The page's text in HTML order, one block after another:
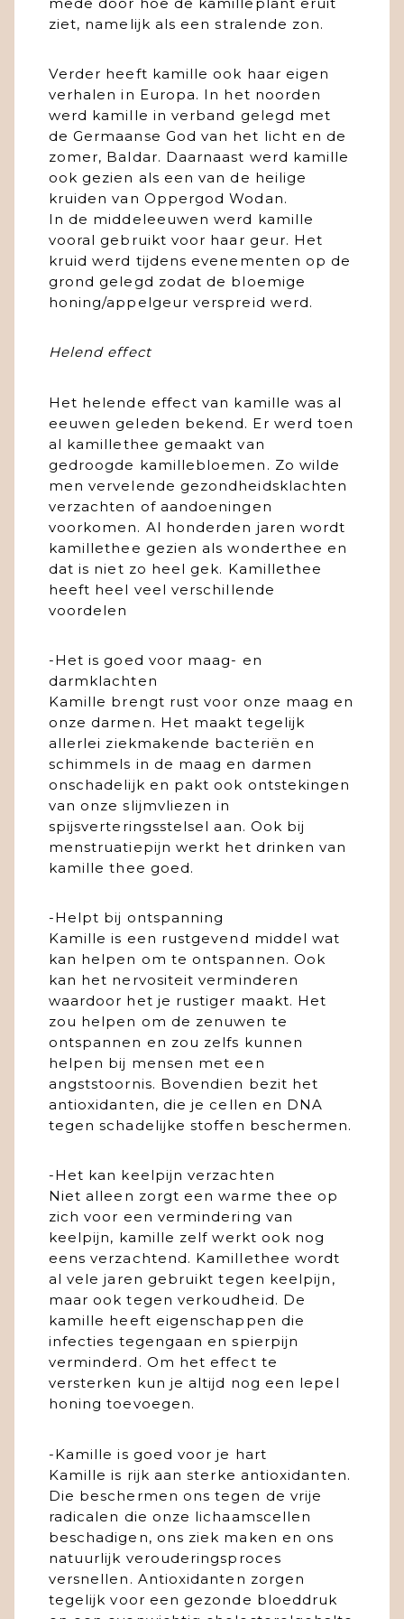
ziet, namelijk als een stralende zon.
Verder heeft kamille ook haar eigen
verhalen in Europa. In het noorden
werd kamille in verband gelegd met
de Germaanse God van het licht en de
zomer, Baldar. Daarnaast werd kamille
ook gezien als een van de heilige
kruiden van Oppergod Wodan.
In de middeleeuwen werd kamille
vooral gebruikt voor haar geur. Het
kruid werd tijdens evenementen op de
grond gelegd zodat de bloemige
honing/appelgeur verspreid werd.
Helend effect
Het helende effect van kamille was al
eeuwen geleden bekend. Er werd toen
al kamillethee gemaakt van
gedroogde kamillebloemen. Zo wilde
men vervelende gezondheidsklachten
verzachten of aandoeningen
voorkomen. Al honderden jaren wordt
kamillethee gezien als wonderthee en
dat is niet zo heel gek. Kamillethee
heeft heel veel verschillende
voordelen
-Het is goed voor maag- en
darmklachten
Kamille brengt rust voor onze maag en
onze darmen. Het maakt tegelijk
allerlei ziekmakende bacteriën en
schimmels in de maag en darmen
onschadelijk en pakt ook ontstekingen
van onze slijmvliezen in
spijsverteringsstelsel aan. Ook bij
menstruatiepijn werkt het drinken van
kamille thee goed.
-Helpt bij ontspanning
Kamille is een rustgevend middel wat
kan helpen om te ontspannen. Ook
kan het nervositeit verminderen
waardoor het je rustiger maakt. Het
zou helpen om de zenuwen te
ontspannen en zou zelfs kunnen
helpen bij mensen met een
angststoornis. Bovendien bezit het
antioxidanten, die je cellen en DNA
tegen schadelijke stoffen beschermen.
-Het kan keelpijn verzachten
Niet alleen zorgt een warme thee op
zich voor een vermindering van
keelpijn, kamille zelf werkt ook nog
eens verzachtend. Kamillethee wordt
al vele jaren gebruikt tegen keelpijn,
maar ook tegen verkoudheid. De
kamille heeft eigenschappen die
infecties tegengaan en spierpijn
verminderd. Om het effect te
versterken kun je altijd nog een lepel
honing toevoegen.
-Kamille is goed voor je hart
Kamille is rijk aan sterke antioxidanten.
Die beschermen ons tegen de vrije
radicalen die onze lichaamscellen
beschadigen, ons ziek maken en ons
natuurlijk verouderingsproces
versnellen. Antioxidanten zorgen
tegelijk voor een gezonde bloeddruk